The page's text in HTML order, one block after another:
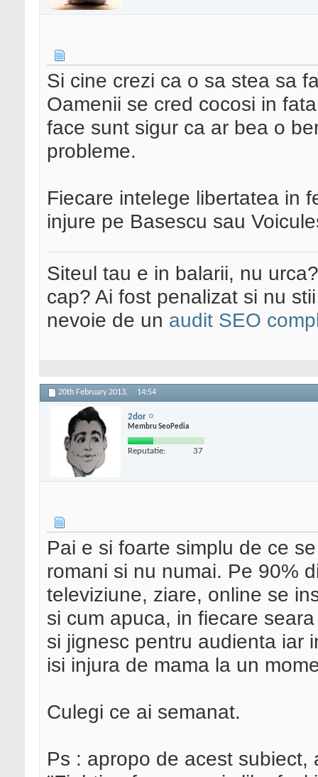
Si cine crezi ca o sa stea sa
Oamenii se cred cocosi in
face sunt sigur ca ar bea o
probleme.
Fiecare intelege libertatea in
injure pe Basescu sau
Siteul tau e in balarii, nu
cap? Ai fost penalizat si nu
nevoie de un audit SEO
20th February 2013, 14:54
2dor
Membru SeoPedia
Reputatie: 37
Pai e si foarte simplu de ce
romani si nu numai. Pe 90%
televiziune, ziare, online se
si cum apuca, in fiecare
si jignesc pentru audienta iar
isi injura de mama la un
Culegi ce ai semanat.
Ps : apropo de acest